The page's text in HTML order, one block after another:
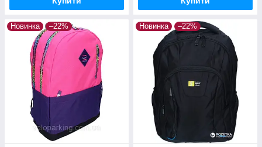
Новинка –22% Новинка –22%